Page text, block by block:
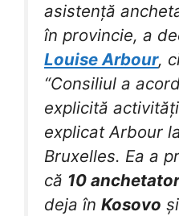
asistență
în provincie, a
Louise Arbour,
“Consiliul a
explicită
explicat Arbour
Bruxelles. Ea a
că 10
deja în Kosovo